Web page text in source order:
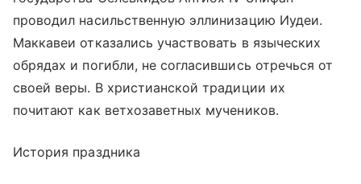
проводил насильственную эллинизацию Иудеи.
Маккавеи отказались участвовать в языческих
обрядах и погибли, не согласившись отречься от
своей веры. В христианской традиции их
почитают как ветхозаветных мучеников.
История праздника